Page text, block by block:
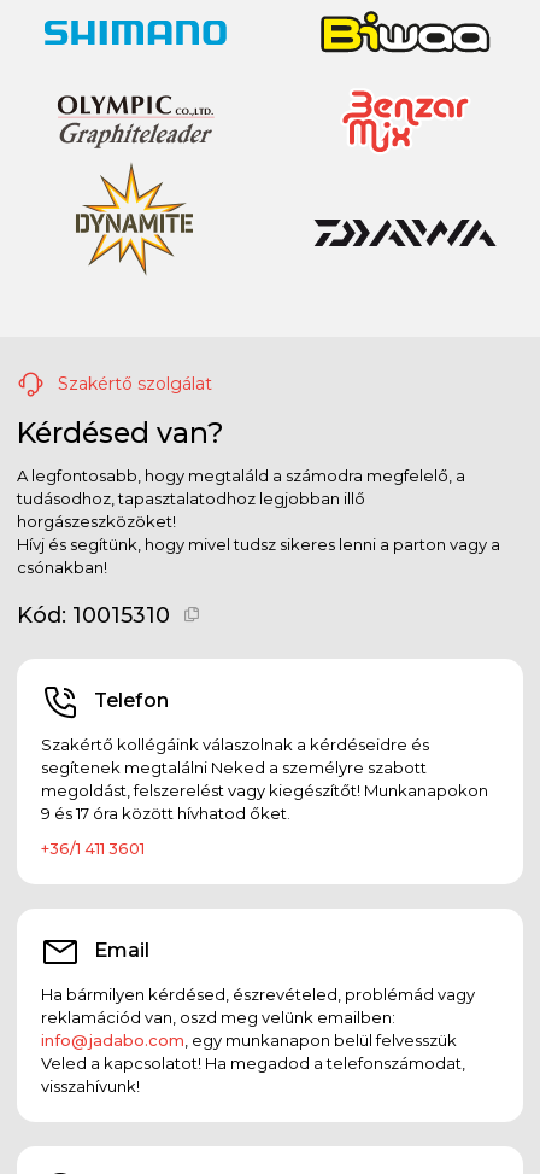
Szakértő szolgálat
Kérdésed van?
A legfontosabb, hogy megtaláld a számodra megfelelő, a
tudásodhoz, tapasztalatodhoz legjobban illő
horgászeszközöket!
Hívj és segítünk, hogy mivel tudsz sikeres lenni a parton vagy a
csónakban!
Kód: 10015310
Telefon
Szakértő kollégáink válaszolnak a kérdéseidre és
segítenek megtalálni Neked a személyre szabott
megoldást, felszerelést vagy kiegészítőt! Munkanapokon
9 és 17 óra között hívhatod őket.
+36/1 411 3601
Email
Ha bármilyen kérdésed, észrevételed, problémád vagy
reklamációd van, oszd meg velünk emailben:
info@jadabo.com , egy munkanapon belül felvesszük
Veled a kapcsolatot! Ha megadod a telefonszámodat,
visszahívunk!